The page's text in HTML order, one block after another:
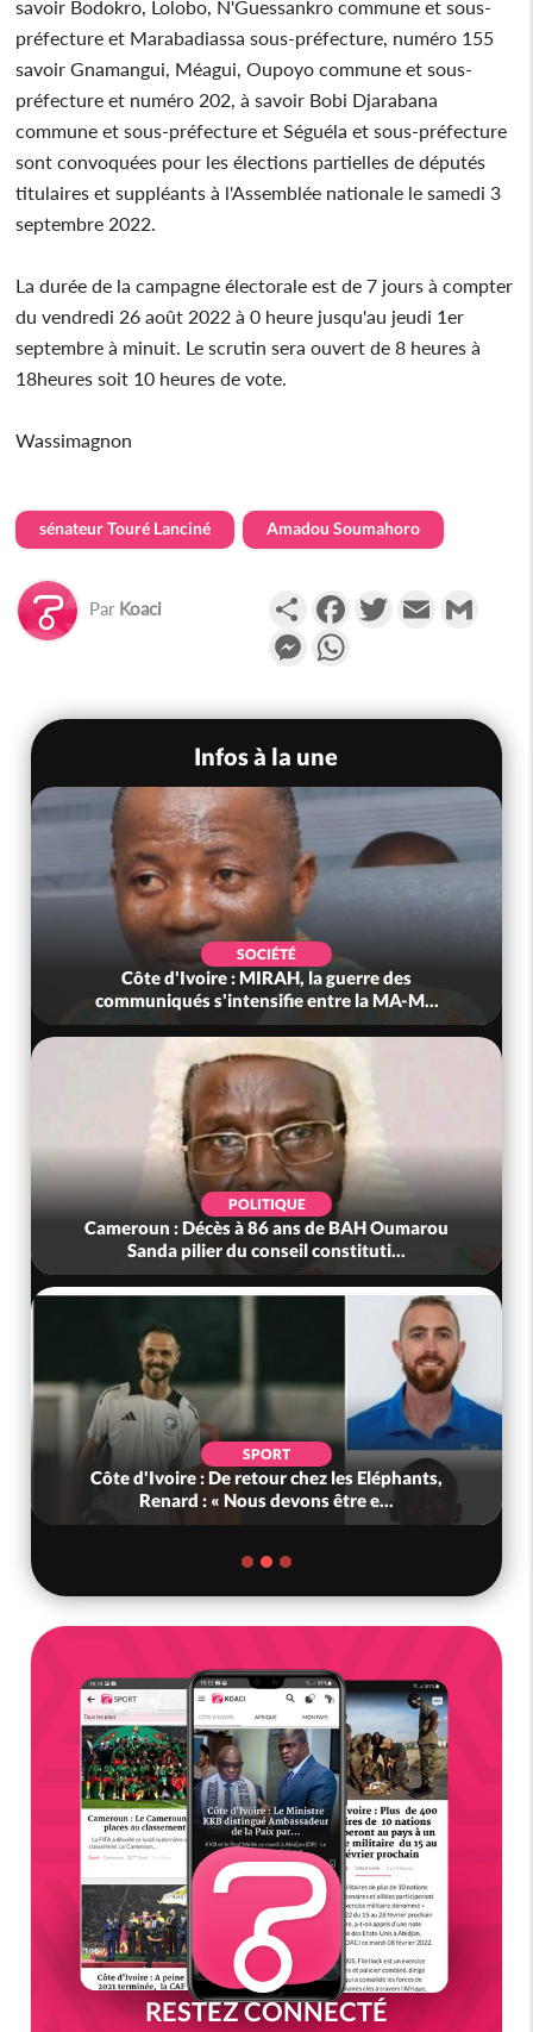
savoir Bodokro, Lolobo, N'Guessankro commune et sous-
préfecture et Marabadiassa sous-préfecture, numéro 155
savoir Gnamangui, Méagui, Oupoyo commune et sous-
préfecture et numéro 202, à savoir Bobi Djarabana
commune et sous-préfecture et Séguéla et sous-préfecture
sont convoquées pour les élections partielles de députés
titulaires et suppléants à l'Assemblée nationale le samedi 3
septembre 2022.
La durée de la campagne électorale est de 7 jours à compter
du vendredi 26 août 2022 à 0 heure jusqu'au jeudi 1er
septembre à minuit. Le scrutin sera ouvert de 8 heures à
18heures soit 10 heures de vote.
Wassimagnon
sénateur Touré Lanciné Amadou Soumahoro
Par Koaci PartagerFacebookTwitterEmail
Messenger
Infos à la une
SOCIÉTÉ
Côte d'Ivoire : MIRAH, la guerre des
communiqués s'intensifie entre la MA-M...
POLITIQUE
Cameroun : Décès à 86 ans de BAH Oumarou
Sanda pilier du conseil constituti...
SPORT
Côte d'Ivoire : De retour chez les Eléphants,
Renard : « Nous devons être e...
RESTEZ CONNECTÉ